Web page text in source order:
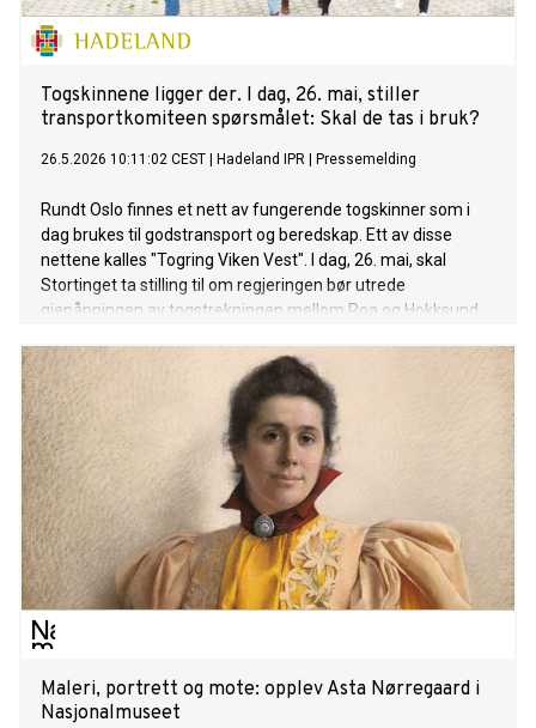
Togskinnene ligger der. I dag, 26. mai, stiller
transportkomiteen spørsmålet: Skal de tas i bruk?
26.5.2026 10:11:02 CEST Hadeland IPR Pressemelding
Rundt Oslo finnes et nett av fungerende togskinner som i
dag brukes til godstransport og beredskap. Ett av disse
nettene kalles "Togring Viken Vest". I dag, 26. mai, skal
Stortinget ta stilling til om regjeringen bør utrede
gjenåpningen av togstrekningen mellom Roa og Hokksund.
Hokksund og Gjøvikbanen ved Roa – via Hønefoss. Roa er
bare 55 minutter fra Oslo, Hokksund 44 minutter. Skinnene
er der allerede. En mulighetsstudie viser at behovet er stort
nok til å rettferdiggjøre statlige investeringer. Vi mener det
er på tide å gå lenger enn en utredning. Foreløpig dato for
behandling i Stortinget er 15. juni.
Maleri, portrett og mote: opplev Asta Nørregaard i
Nasjonalmuseet